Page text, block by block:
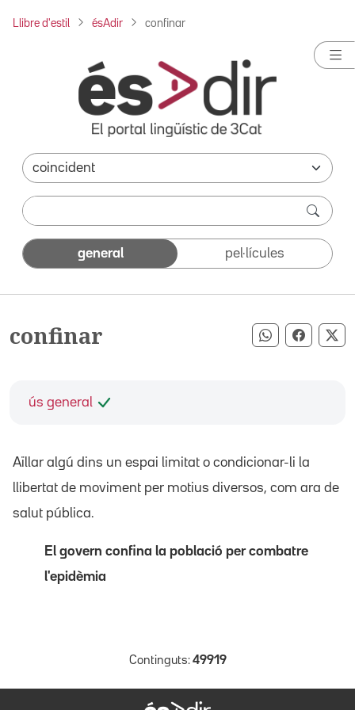
Llibre d'estil ésAdir confinar
general pel·lícules
confinar Compartir
ús general
Aïllar algú dins un espai limitat o condicionar-li la
llibertat de moviment per motius diversos, com ara de
salut pública.
El govern confina la població per combatre
l'epidèmia
Continguts: 49919